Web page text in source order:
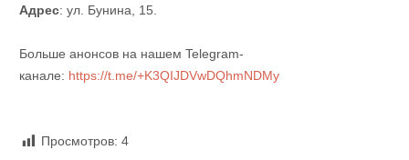
Адрес: ул. Бунина, 15.
Больше анонсов на нашем Telegram-
канале: https://t.me/+K3QIJDVwDQhmNDMy
Просмотров: 4